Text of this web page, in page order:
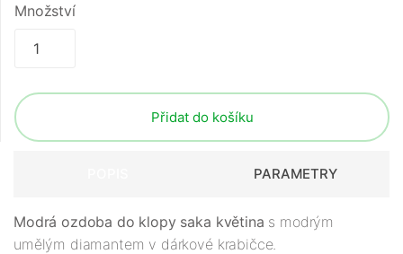
Množství
Přidat do košíku
PARAMETRY
Modrá ozdoba do klopy saka květina s modrým
umělým diamantem v dárkové krabičce.